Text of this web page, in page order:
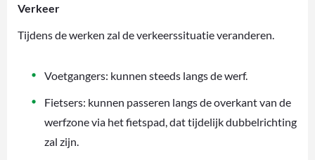
Verkeer
Tijdens de werken zal de verkeerssituatie veranderen.
Voetgangers: kunnen steeds langs de werf.
Fietsers: kunnen passeren langs de overkant van de
werfzone via het fietspad, dat tijdelijk dubbelrichting
zal zijn.